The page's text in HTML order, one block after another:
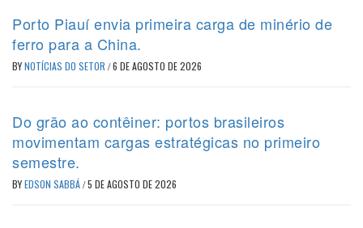
Porto Piauí envia primeira carga de minério de
ferro para a China.
BYNOTÍCIAS DO SETOR /6 DE AGOSTO DE 2026
Do grão ao contêiner: portos brasileiros
movimentam cargas estratégicas no primeiro
semestre.
BYEDSON SABBÁ/5 DE AGOSTO DE 2026